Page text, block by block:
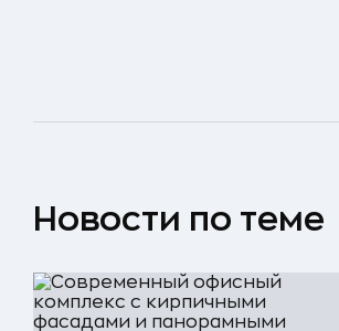
Новости по теме